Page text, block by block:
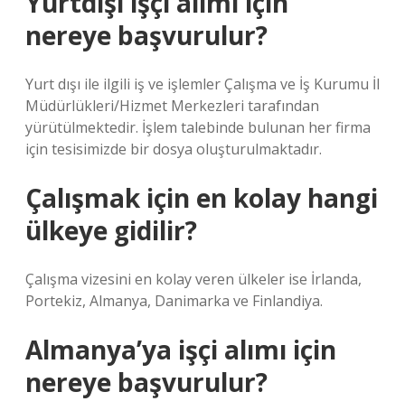
nereye başvurulur?
Yurt dışı ile ilgili iş ve işlemler Çalışma ve İş Kurumu İl
Müdürlükleri/Hizmet Merkezleri tarafından
yürütülmektedir. İşlem talebinde bulunan her firma
için tesisimizde bir dosya oluşturulmaktadır.
Çalışmak için en kolay hangi
ülkeye gidilir?
Çalışma vizesini en kolay veren ülkeler ise İrlanda,
Portekiz, Almanya, Danimarka ve Finlandiya.
Almanya’ya işçi alımı için
nereye başvurulur?